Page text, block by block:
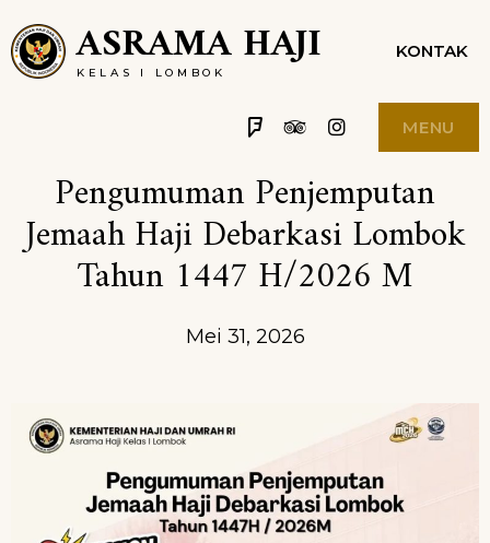
Skip
to
ASRAMA HAJI
KELAS I LOMBOK
KONTAK
FoursquareTripadvisor
Instagram
MENU
Pengumuman Penjemputan
Jemaah Haji Debarkasi Lombok
Tahun 1447 H/2026 M
Mei 31, 2026